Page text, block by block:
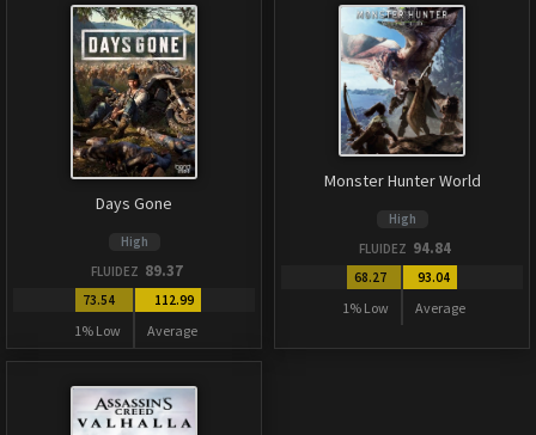
Days Gone
High
FLUIDEZ 89.37
73.54
1% Low
112.99
Average
Monster Hunter World
High
FLUIDEZ 94.84
68.27
1% Low
93.04
Average